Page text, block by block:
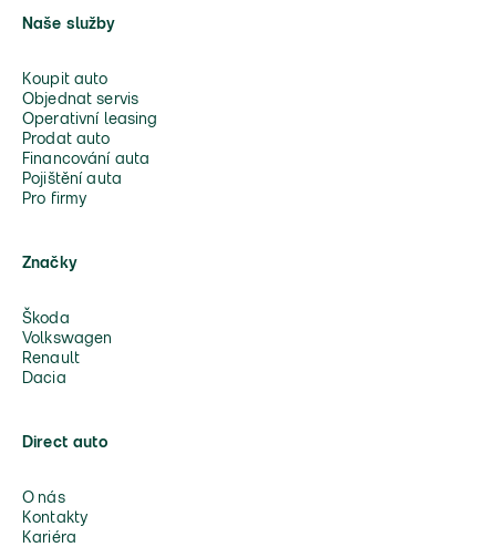
Naše služby
Koupit auto
Objednat servis
Operativní leasing
Prodat auto
Financování auta
Pojištění auta
Pro firmy
Značky
Škoda
Volkswagen
Renault
Dacia
Direct auto
O nás
Kontakty
Kariéra